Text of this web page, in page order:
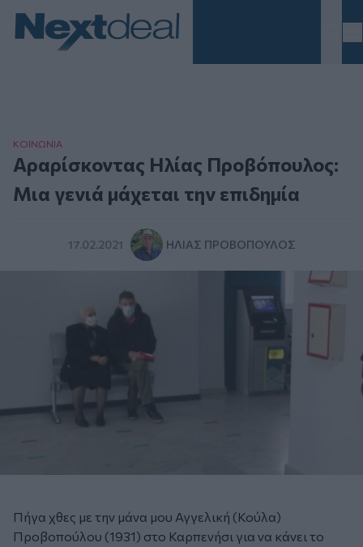
ΚΟΙΝΩΝΙΑ
Αραρίσκοντας Ηλίας Προβόπουλος:
Μια γενιά μάχεται την επιδημία
17.02.2021 ΗΛΊΑΣ ΠΡΟΒΌΠΟΥΛΟΣ
Πήγα χθες με την μάνα μου Αγγελική (Κούλα)
Προβοπούλου (1931) στο Καρπενήσι για να κάνει το